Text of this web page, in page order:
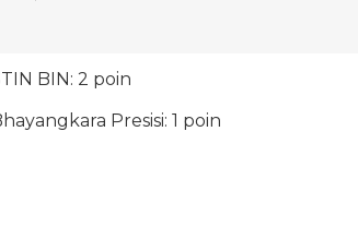
BIN: 2 poin
Presisi: 1 poin